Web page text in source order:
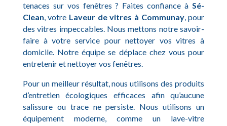
tenaces sur vos fenêtres ? Faites confiance àSé-
Clean, votre Laveur de vitres à Communay, pour
des vitres impeccables. Nous mettons notre savoir-
faire à votre service pour nettoyer vos vitres à
domicile. Notre équipe se déplace chez vous pour
entretenir et nettoyer vos fenêtres.
Pour un meilleur résultat, nous utilisons des produits
d’entretien écologiques efficaces afin qu’aucune
salissure ou trace ne persiste. Nous utilisons un
équipement moderne, comme un lave-vitre